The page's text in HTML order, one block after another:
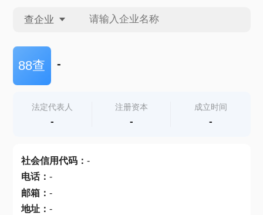
查企业
查企业
查产地
88查 -
法定代表人
-
注册资本
-
成立时间
-
社会信用代码： -
电话： -
邮箱： -
地址： -